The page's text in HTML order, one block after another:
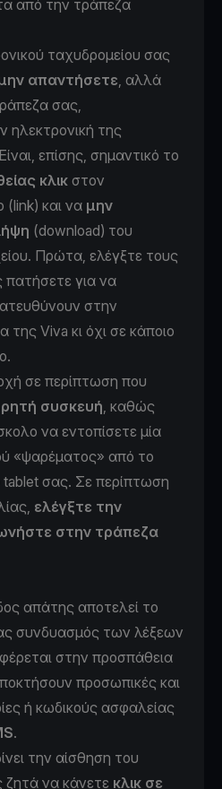
από την τράπεζα
ταχυδρομείου σας
απαντήσετε, αλλά
σας,
της
επίσης, σημαντικό το
κλικ στον
(link) και να μην
(download) του
Πρώτα, ελέγξτε τους
πατήσετε για να
στην
της Viva κι όχι σε κάποιο
σε περίπτωση που
συσκευή, καθώς
να εντοπίσετε μία
«ψαρέματος» από το
σας. Σε περίπτωση
ελέγξτε την
στην τράπεζα
απάτης αποτελεί το
συνδυασμός των λέξεων
στην προσπάθεια
προσωπικές και
ή κωδικούς ασφαλείας
.
την αίσθηση του
ζητά να κάνετε κλικ σε